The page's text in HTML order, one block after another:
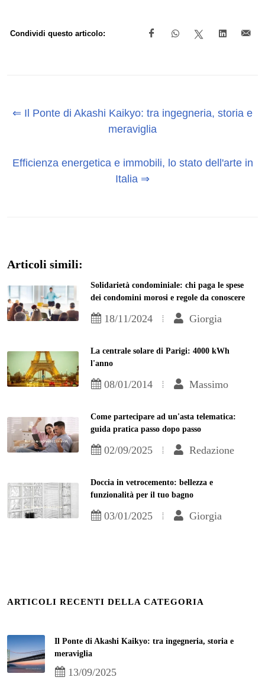
Condividi questo articolo:
⇐ Il Ponte di Akashi Kaikyo: tra ingegneria, storia e
meraviglia
Efficienza energetica e immobili, lo stato dell'arte in
Italia ⇒
Articoli simili:
Solidarietà condominiale: chi paga le spese
dei condomini morosi e regole da conoscere
18/11/2024 Giorgia
La centrale solare di Parigi: 4000 kWh
l'anno
08/01/2014 Massimo
Come partecipare ad un'asta telematica:
guida pratica passo dopo passo
02/09/2025 Redazione
Doccia in vetrocemento: bellezza e
funzionalità per il tuo bagno
03/01/2025 Giorgia
ARTICOLI RECENTI DELLA CATEGORIA
Il Ponte di Akashi Kaikyo: tra ingegneria, storia e
meraviglia
13/09/2025